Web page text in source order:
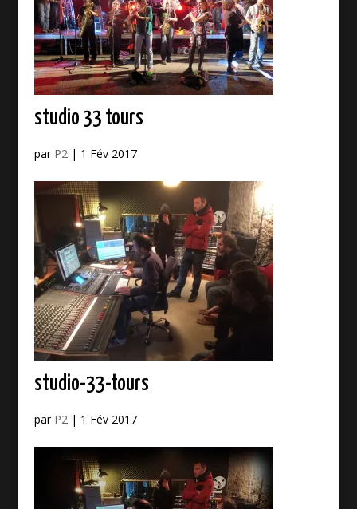
studio 33 tours
par P2| 1 Fév 2017
studio-33-tours
par P2| 1 Fév 2017